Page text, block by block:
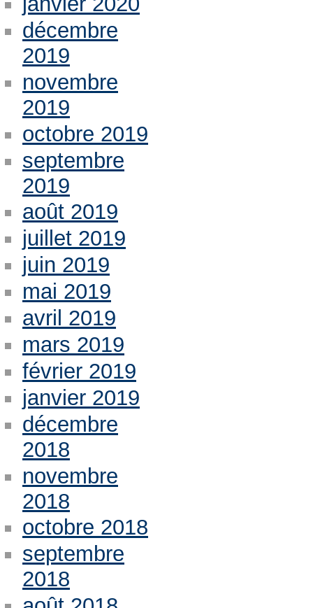
décembre
2019
novembre
2019
octobre 2019
septembre
2019
août 2019
juillet 2019
juin 2019
mai 2019
avril 2019
mars 2019
février 2019
janvier 2019
décembre
2018
novembre
2018
octobre 2018
septembre
2018